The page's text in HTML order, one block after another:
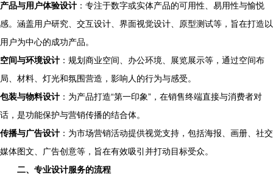
产品与用户体验设计 ：专注于数字或实体产品的可用性、易用性与愉悦
感。涵盖用户研究、交互设计、界面视觉设计、原型测试等，旨在打造以
用户为中心的成功产品。
空间与环境设计 ：规划商业空间、办公环境、展览展示等，通过空间布
局、材料、灯光和氛围营造，影响人的行为与感受。
包装与物料设计 ：为产品打造“第一印象”，在销售终端直接与消费者对
话，是功能保护与营销传播的结合体。
传播与广告设计 ：为市场营销活动提供视觉支持，包括海报、画册、社交
媒体图文、广告创意等，旨在有效吸引并打动目标受众。
二、专业设计服务的流程